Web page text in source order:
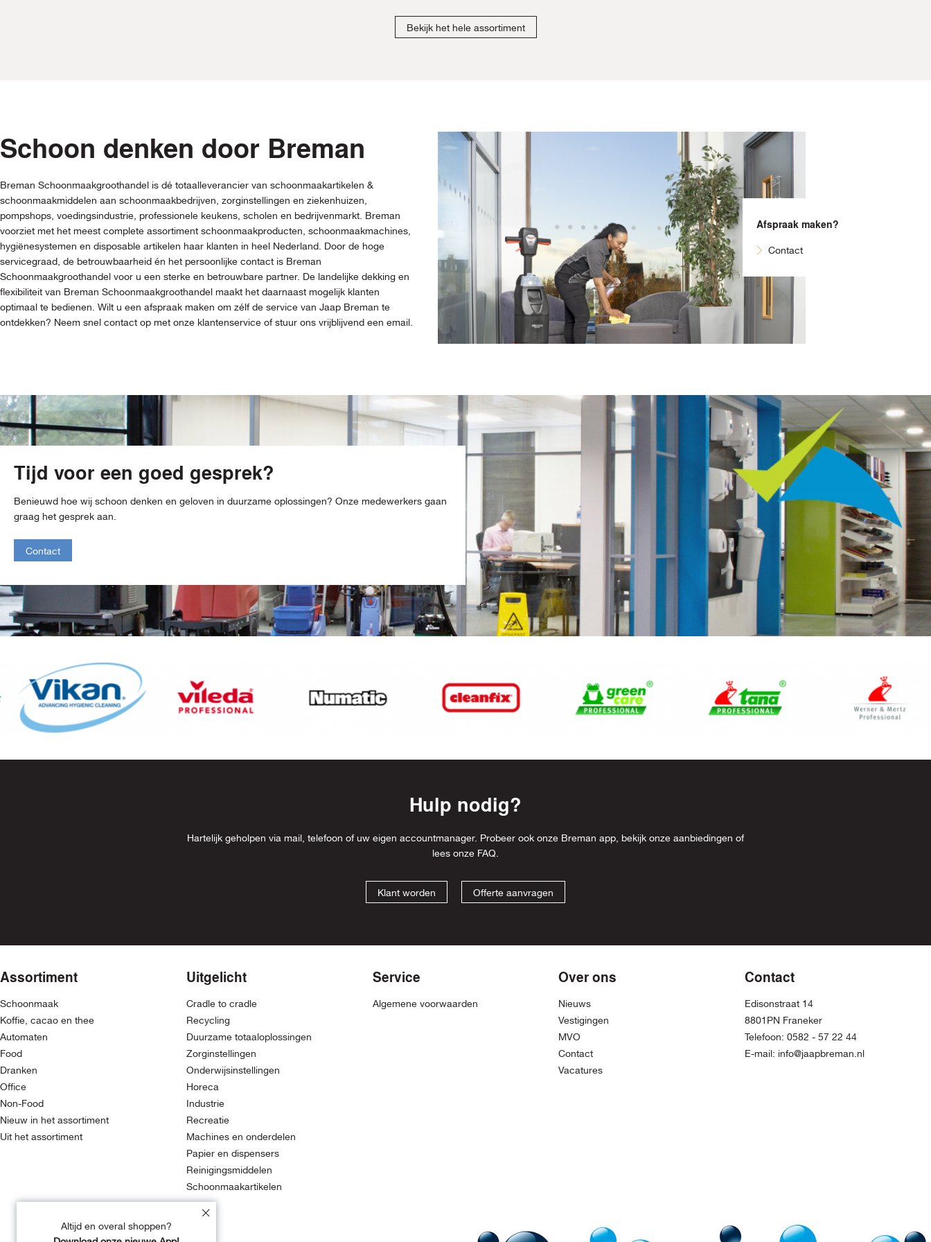
Bekijk het hele assortiment
Schoon denken door Breman
Breman Schoonmaakgroothandel is dé totaalleverancier van schoonmaakartikelen &
schoonmaakmiddelen aan schoonmaakbedrijven, zorginstellingen en ziekenhuizen,
pompshops, voedingsindustrie, professionele keukens, scholen en bedrijvenmarkt. Breman
voorziet met het meest complete assortiment schoonmaakproducten, schoonmaakmachines,
hygiënesystemen en disposable artikelen haar klanten in heel Nederland. Door de hoge
servicegraad, de betrouwbaarheid én het persoonlijke contact is Breman
Schoonmaakgroothandel voor u een sterke en betrouwbare partner. De landelijke dekking en
flexibiliteit van Breman Schoonmaakgroothandel maakt het daarnaast mogelijk klanten
optimaal te bedienen. Wilt u een afspraak maken om zélf de service van Jaap Breman te
ontdekken? Neem snel contact op met onze klantenservice of stuur ons vrijblijvend een email.
Afspraak maken?
Contact
Tijd voor een goed gesprek?
Benieuwd hoe wij schoon denken en geloven in duurzame oplossingen? Onze medewerkers gaan
graag het gesprek aan.
Contact
Item
Hulp nodig?
Hartelijk geholpen via mail, telefoon of uw eigen accountmanager. Probeer ook onze Breman app, bekijk onze aanbiedingen of
lees onze FAQ.
Klant worden Offerte aanvragen
Assortiment
Schoonmaak
Koffie, cacao en thee
Automaten
Food
Dranken
Office
Non-Food
Nieuw in het assortiment
Uit het assortiment
Uitgelicht
Cradle to cradle
Recycling
Duurzame totaaloplossingen
Zorginstellingen
Onderwijsinstellingen
Horeca
Industrie
Recreatie
Machines en onderdelen
Papier en dispensers
Reinigingsmiddelen
Schoonmaakartikelen
Service
Algemene voorwaarden
Over ons
Nieuws
Vestigingen
MVO
Contact
Vacatures
Contact
Edisonstraat 14
8801PN Franeker
Telefoon:0582 - 57 22 44
E-mail: info@jaapbreman.nl
Altijd en overal shoppen?